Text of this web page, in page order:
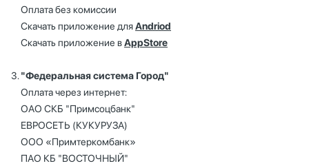
Оплата без комиссии
Скачать приложение дляAndriod
Скачать приложение вAppStore
"Федеральная система Город"
Оплата через интернет:
ОАО СКБ "Примсоцбанк"
ЕВРОСЕТЬ (КУКУРУЗА)
ООО «Примтеркомбанк»
ПАО КБ "ВОСТОЧНЫЙ"